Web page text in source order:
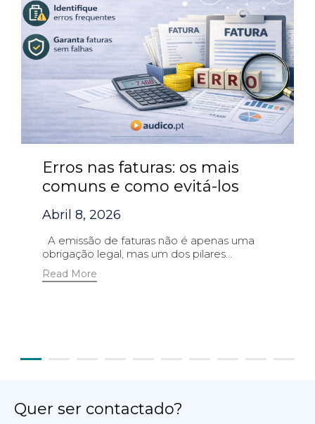
Erros nas faturas: os mais
comuns e como evitá-los
Abril 8, 2026
A emissão de faturas não é apenas uma
obrigação legal, mas um dos pilares...
Read More
Quer ser contactado?